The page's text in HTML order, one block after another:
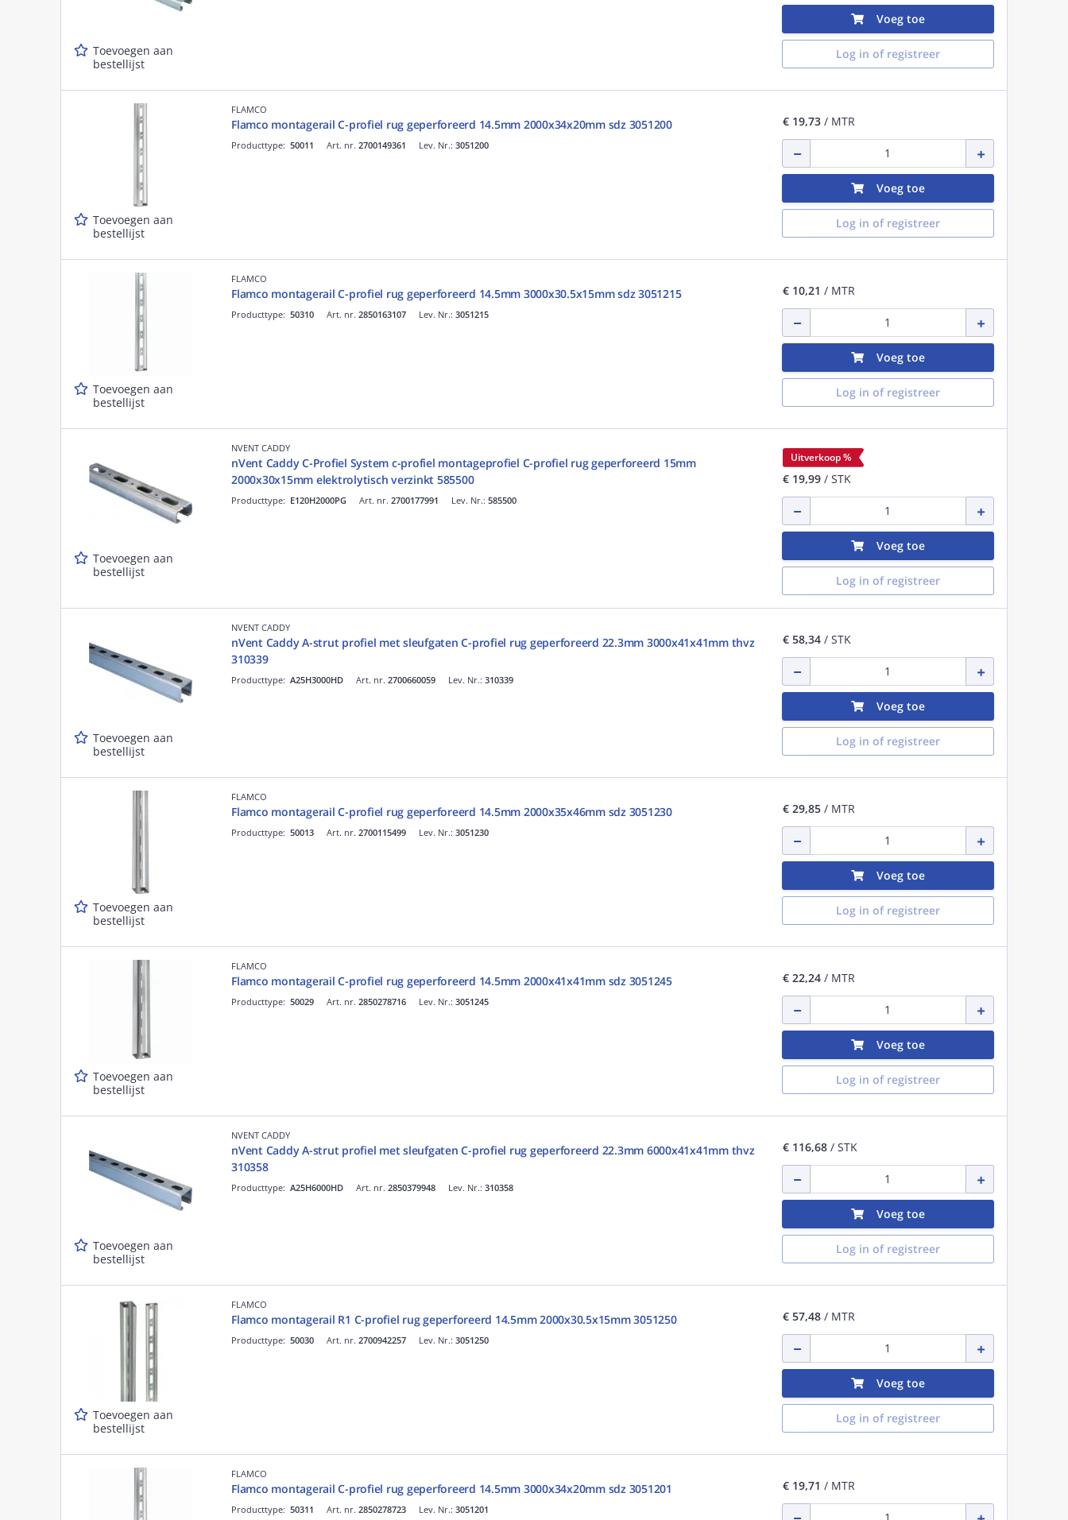
Toevoegen aan
bestellijst
Voeg toe
Log in of registreer
Toevoegen aan
bestellijst
FLAMCO
Flamco montagerail C-profiel rug geperforeerd 14.5mm 2000x34x20mm sdz 3051200
Art. nr. 2700149361
Producttype: 50011 Lev. Nr.: 3051200
€ 19,73/ MTR
Voeg toe
Log in of registreer
Toevoegen aan
bestellijst
FLAMCO
Flamco montagerail C-profiel rug geperforeerd 14.5mm 3000x30.5x15mm sdz 3051215
Art. nr. 2850163107
Producttype: 50310 Lev. Nr.: 3051215
€ 10,21 / MTR
Voeg toe
Log in of registreer
Toevoegen aan
bestellijst
NVENT CADDY
nVent Caddy C-Profiel System c-profiel montageprofiel C-profiel rug geperforeerd 15mm
2000x30x15mm elektrolytisch verzinkt 585500
Art. nr. 2700177991
Producttype: E120H2000PG Lev. Nr.: 585500
Uitverkoop %
€ 19,99/ STK
Voeg toe
Log in of registreer
Toevoegen aan
bestellijst
NVENT CADDY
nVent Caddy A-strut profiel met sleufgaten C-profiel rug geperforeerd 22.3mm 3000x41x41mm thvz
310339
Art. nr. 2700660059
Producttype: A25H3000HD Lev. Nr.: 310339
€ 58,34/ STK
Voeg toe
Log in of registreer
Toevoegen aan
bestellijst
FLAMCO
Flamco montagerail C-profiel rug geperforeerd 14.5mm 2000x35x46mm sdz 3051230
Art. nr. 2700115499
Producttype: 50013 Lev. Nr.: 3051230
€ 29,85/ MTR
Voeg toe
Log in of registreer
Toevoegen aan
bestellijst
FLAMCO
Flamco montagerail C-profiel rug geperforeerd 14.5mm 2000x41x41mm sdz 3051245
Art. nr. 2850278716
Producttype: 50029 Lev. Nr.: 3051245
€ 22,24/ MTR
Voeg toe
Log in of registreer
Toevoegen aan
bestellijst
NVENT CADDY
nVent Caddy A-strut profiel met sleufgaten C-profiel rug geperforeerd 22.3mm 6000x41x41mm thvz
310358
Art. nr. 2850379948
Producttype: A25H6000HD Lev. Nr.: 310358
€ 116,68/ STK
Voeg toe
Log in of registreer
Toevoegen aan
bestellijst
FLAMCO
Flamco montagerail R1 C-profiel rug geperforeerd 14.5mm 2000x30.5x15mm 3051250
Art. nr. 2700942257
Producttype: 50030 Lev. Nr.: 3051250
€ 57,48/ MTR
Voeg toe
Log in of registreer
FLAMCO
Flamco montagerail C-profiel rug geperforeerd 14.5mm 3000x34x20mm sdz 3051201
Art. nr. 2850278723
Producttype: 50311 Lev. Nr.: 3051201
€ 19,71 / MTR